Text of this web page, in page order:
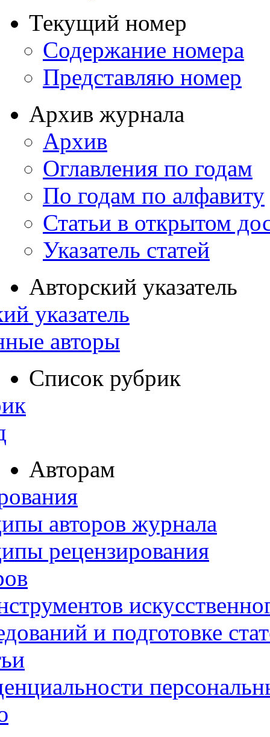
Текущий номер
Содержание номера
Представляю номер
Архив журнала
Архив
Оглавления по годам
По годам по алфавиту
Статьи в открытом
Указатель статей
Авторский указатель
указатель
авторы
Список рубрик
Авторам
авторов журнала
рецензирования
и подготовке